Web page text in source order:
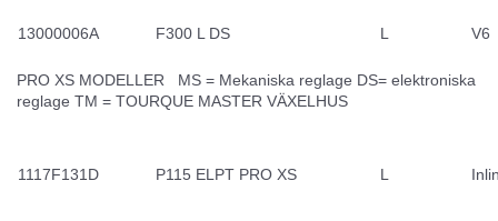
13000006A F300 L DS L V6
PRO XS MODELLER MS = Mekaniska reglage DS= elektroniska
reglage TM = TOURQUE MASTER VÄXELHUS
1117F131D P115 ELPT PRO XS L